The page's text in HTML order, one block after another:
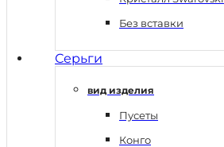
Без вставки
Серьги
вид изделия
Пусеты
Конго